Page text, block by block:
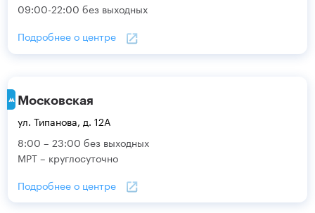
09:00-22:00 без выходных
Подробнее о центре
Московская
ул. Типанова, д. 12А
8:00 – 23:00 без выходных
МРТ – круглосуточно
Подробнее о центре